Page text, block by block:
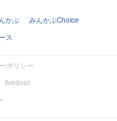
かぶ
みんかぶChoice
ス
ポリシー
livedoor